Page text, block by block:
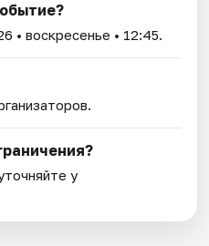
• воскресенье • 12:45.
у